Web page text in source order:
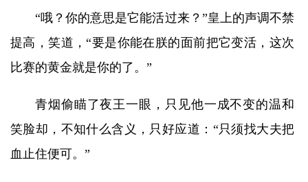
“哦？你的意思是它能活过来？”皇上的声调不禁
提高，笑道，“要是你能在朕的面前把它变活，这次
比赛的黄金就是你的了。”
青烟偷瞄了夜王一眼，只见他一成不变的温和
笑脸却，不知什么含义，只好应道：“只须找大夫把
血止住便可。”